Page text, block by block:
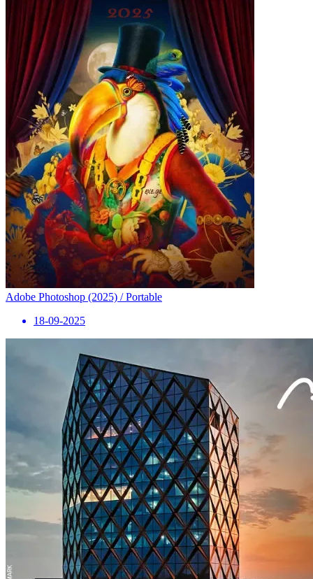
Adobe Photoshop (2025) / Portable
18-09-2025